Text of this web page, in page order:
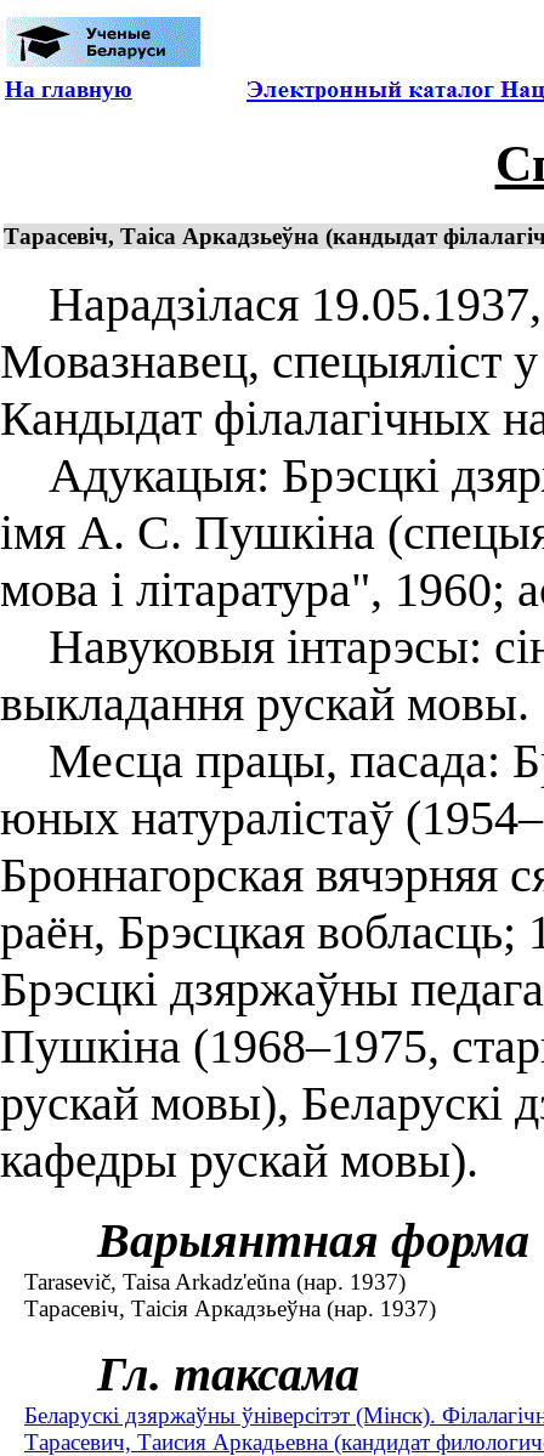
На главную
Тарасевіч, Таіса Аркадзьеўна (кандыдат
Нарадзілася
Мовазнавец, спецыяліст у
Кандыдат філалагічных
Адукацыя: Брэсцкі
імя А. С. Пушкіна
мова і літаратура", 1960;
Навуковыя інтарэсы:
выкладання рускай мовы.
Месца працы, пасада:
юных натуралістаў
Броннагорская вячэрняя
раён, Брэсцкая вобласць;
Брэсцкі дзяржаўны
Пушкіна (1968–1975,
рускай мовы), Беларускі
кафедры рускай мовы).
Варыянтная форма
Tarasevič, Taisa Arkadz'eŭna (нар. 1937)
Тарасевіч, Таісія Аркадзьеўна (нар. 1937)
Гл. таксама
Беларускі дзяржаўны ўніверсітэт (Мінск).
Тарасевич, Таисия Аркадьевна (кандидат